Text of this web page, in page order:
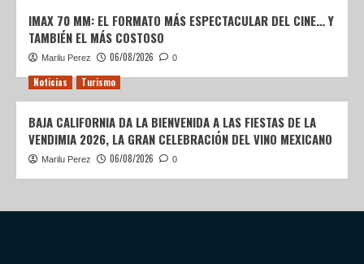
IMAX 70 MM: EL FORMATO MÁS ESPECTACULAR DEL CINE… Y
TAMBIÉN EL MÁS COSTOSO
Marilu Perez 06/08/2026 0
Noticias Turismo
BAJA CALIFORNIA DA LA BIENVENIDA A LAS FIESTAS DE LA
VENDIMIA 2026, LA GRAN CELEBRACIÓN DEL VINO MEXICANO
Marilu Perez 06/08/2026 0